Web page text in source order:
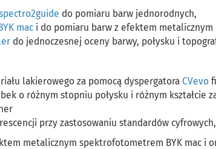
do pomiaru barw jednorodnych,
mac i do pomiaru barw z efektem metalicznym
do jednoczesnej oceny barwy, połysku i
lakierowego za pomocą dyspergatora CVevo
o różnym stopniu połysku i różnym kształcie
przy zastosowaniu standardów cyfrowych,
metalicznym spektrofotometrem BYK mac i